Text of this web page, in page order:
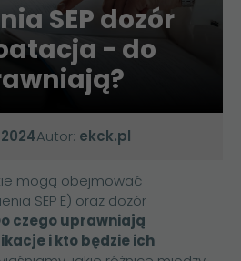
SEP dozór
- do
Autor: ekck.pl
mogą obejmować
SEP E) oraz dozór
czego uprawniają
i kto będzie ich